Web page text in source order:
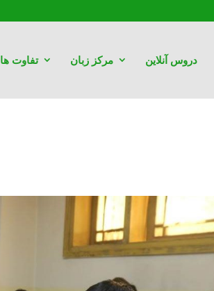
تفاوت ها مرکز زبان دروس آنلاین